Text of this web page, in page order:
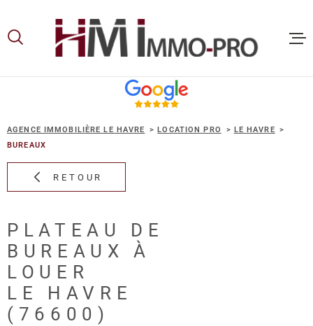
lamenu
contenu
AGENCE IMMOBILIÈRE LE HAVRE LOCATION PRO
LE HAVRE
BUREAUX
RETOUR
PLATEAU DE
BUREAUX À
LOUER
LE HAVRE
(76600)